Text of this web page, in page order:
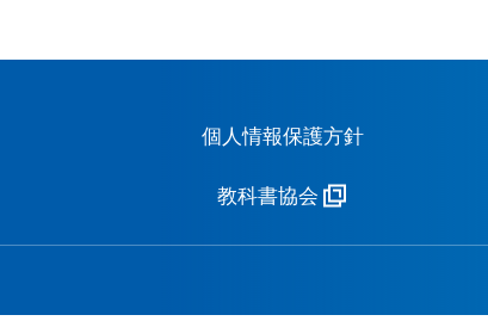
個人情報保護方針
教科書協会